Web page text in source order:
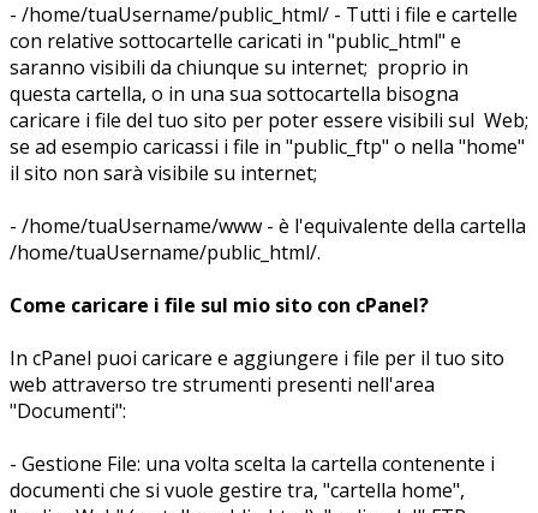
- /home/tuaUsername/public_html/ - Tutti i file e cartelle
con relative sottocartelle caricati in "public_html" e
saranno visibili da chiunque su internet; proprio in
questa cartella, o in una sua sottocartella bisogna
caricare i file del tuo sito per poter essere visibili sul Web;
se ad esempio caricassi i file in "public_ftp" o nella "home"
il sito non sarà visibile su internet;
- /home/tuaUsername/www - è l'equivalente della cartella
/home/tuaUsername/public_html/.
Come caricare i file sul mio sito con cPanel?
In cPanel puoi caricare e aggiungere i file per il tuo sito
web attraverso tre strumenti presenti nell'area
"Documenti":
- Gestione File: una volta scelta la cartella contenente i
documenti che si vuole gestire tra, "cartella home",